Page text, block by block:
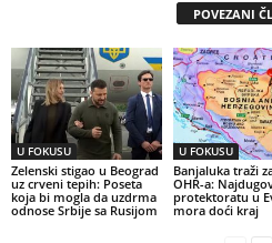
POVEZANI
U FOKUSU
Zelenski stigao u Beograd
uz crveni tepih: Poseta
koja bi mogla da uzdrma
odnose Srbije sa Rusijom
U FOKUSU
Banjaluka traži
OHR-a:
protektoratu u
mora doći kraj